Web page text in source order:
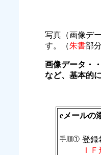
写真（画像デ
す。（朱書部
画像データ・
など、基本的
eメールの
手順① 登録
Ｉ